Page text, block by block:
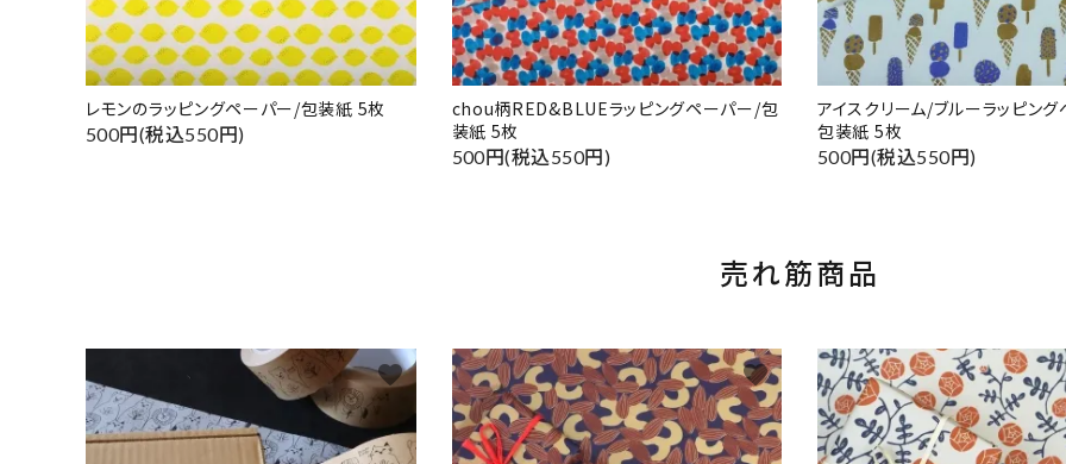
レモンのラッピングペーパー/包装紙 5枚
500円(税込550円)
chou柄RED&BLUEラッピングペーパー/包
装紙 5枚
500円(税込550円)
アイスクリーム/ブルーラッピン
包装紙 5枚
500円(税込550円)
売れ筋商品
favorite favorite